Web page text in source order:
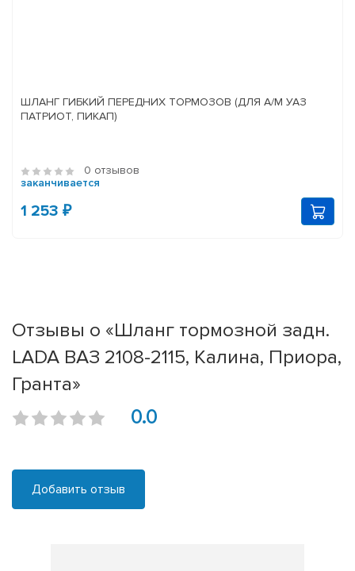
ШЛАНГ ГИБКИЙ ПЕРЕДНИХ ТОРМОЗОВ (ДЛЯ А/М УАЗ
ПАТРИОТ, ПИКАП)
0 отзывов
заканчивается
1 253 ₽
Отзывы о «Шланг тормозной задн.
LADA ВАЗ 2108-2115, Калина, Приора,
Гранта»
0.0
Добавить отзыв